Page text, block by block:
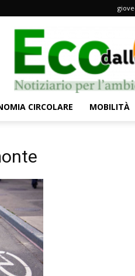
CIRCOLARE MOBILITÀ